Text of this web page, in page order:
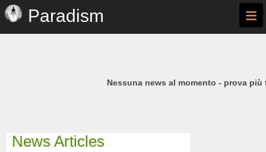
Paradism ≡
Nessuna news al momento - prova più
News Articles